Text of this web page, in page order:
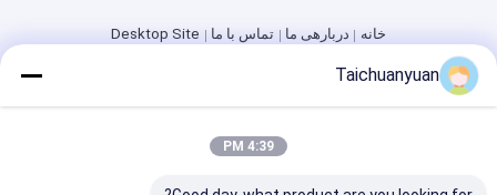
خانه دربارهی ما تماس با ما
Desktop Site
کیفیتموتور سفر Excavator
Taichuanyuan
4:39 PM